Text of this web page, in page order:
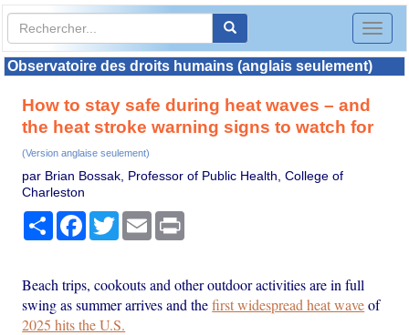
Toggle
Observatoire des droits humains (anglais seulement)
How to stay safe during heat waves – and
the heat stroke warning signs to watch for
(Version anglaise seulement)
par Brian Bossak, Professor of Public Health, College of
Charleston
PartagerFacebook
TwitterEmail
Beach trips, cookouts and other outdoor activities are in full
swing as summer arrives and thefirst widespread heat waveof
2025 hits the U.S.